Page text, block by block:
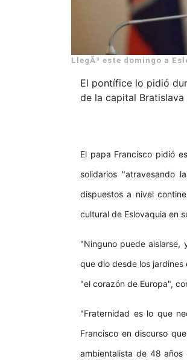
LlegÃ³ este domingo a
El pontífice lo pidió
de la capital Bratislava
El papa Francisco pidió
solidarios "atravesando
dispuestos a nivel
cultural de Eslovaquia en
"Ninguno puede aislarse,
que dio desde los
"el corazón de Europa",
"Fraternidad es lo que
Francisco en discurso
ambientalista de 48